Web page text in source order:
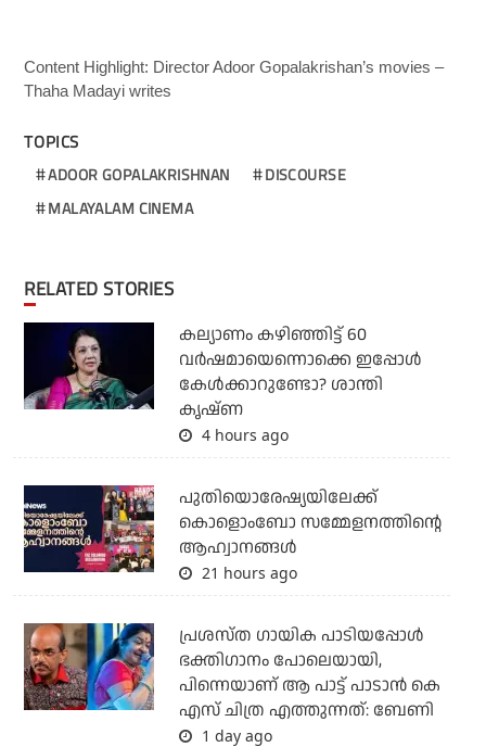
Content Highlight: Director Adoor Gopalakrishan’s movies –
Thaha Madayi writes
TOPICS
ADOOR GOPALAKRISHNAN
DISCOURSE
MALAYALAM CINEMA
RELATED STORIES
കല്യാണം കഴിഞ്ഞിട്ട് 60
വർഷമായെന്നൊക്കെ ഇപ്പോൾ
കേൾക്കാറുണ്ടോ? ശാന്തി
കൃഷ്ണ
4 hours ago
പുതിയൊരേഷ്യയിലേക്ക്
കൊളൊംബോ സമ്മേളനത്തിന്റെ
ആഹ്വാനങ്ങള്‍
21 hours ago
പ്രശസ്ത ഗായിക പാടിയപ്പോൾ
ഭക്തിഗാനം പോലെയായി,
പിന്നെയാണ് ആ പാട്ട് പാടാൻ കെ
എസ് ചിത്ര എത്തുന്നത്: ബേണി
1 day ago